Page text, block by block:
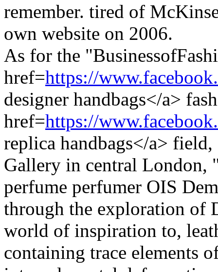
remember. tired of
own website on 2006.
As for the
href=https://
designer handbags</a>
href=https://
replica handbags</a>
Gallery in central London,
perfume perfumer OIS
through the exploration of
world of inspiration to,
containing trace elements